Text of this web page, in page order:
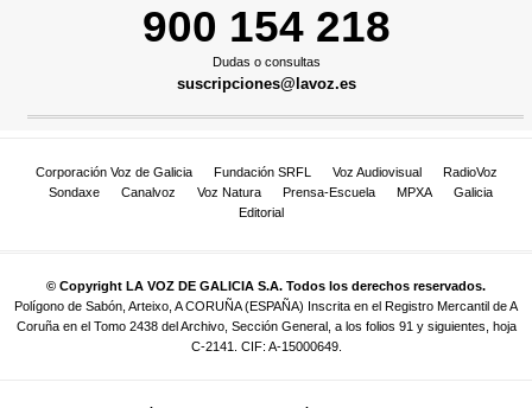
900 154 218
Dudas o consultas
suscripciones@lavoz.es
Corporación Voz de Galicia Fundación SRFL Voz Audiovisual
RadioVoz
Sondaxe
Canalvoz Voz Natura Prensa-Escuela MPXA
Galicia
Editorial
© Copyright LA VOZ DE GALICIA S.A. Todos los derechos reservados.
Polígono de Sabón, Arteixo, A CORUÑA (ESPAÑA) Inscrita en el Registro Mercantil de A
Coruña en el Tomo 2438 del Archivo, Sección General, a los folios 91 y siguientes, hoja
C-2141. CIF: A-15000649.